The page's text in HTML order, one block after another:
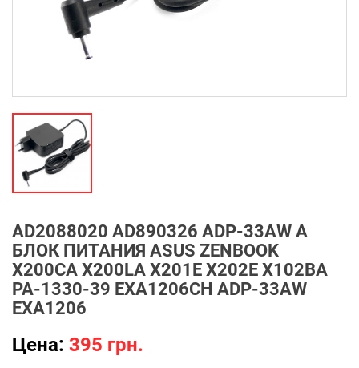
AD2088020 AD890326 ADP-33AW A
БЛОК ПИТАНИЯ ASUS ZENBOOK
X200CA X200LA X201E X202E X102BA
PA-1330-39 EXA1206CH ADP-33AW
EXA1206
Цена: 395 грн.